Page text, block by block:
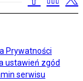
Prywatności
ustawień zgód
serwisu